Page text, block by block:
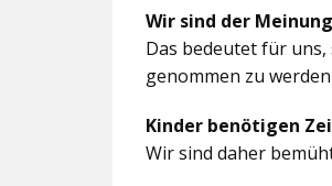
Wir sind der
Das bedeutet für
genommen zu
Kinder benötigen
Wir sind daher